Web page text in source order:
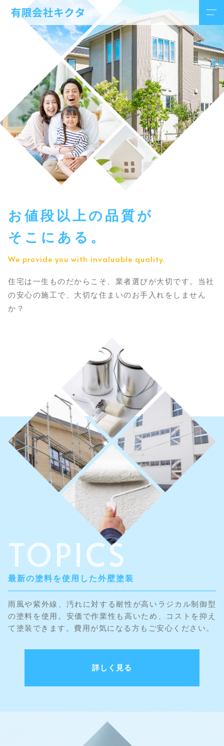
お値段以上の品質が
そこにある。
We provide you with invaluable quality.
住宅は一生ものだからこそ、業者選びが大切です。 当社
の安心の施工で、大切な住まいのお手入れをしません
か？
TOPICS
最新の塗料を使用した外壁塗装
雨風や紫外線、汚れに対する耐性が高いラジカル制御型
の塗料を使用。安価で作業性も高いため、コストを抑え
て塗装できます。費用が気になる方もご安心ください。
詳しく見る